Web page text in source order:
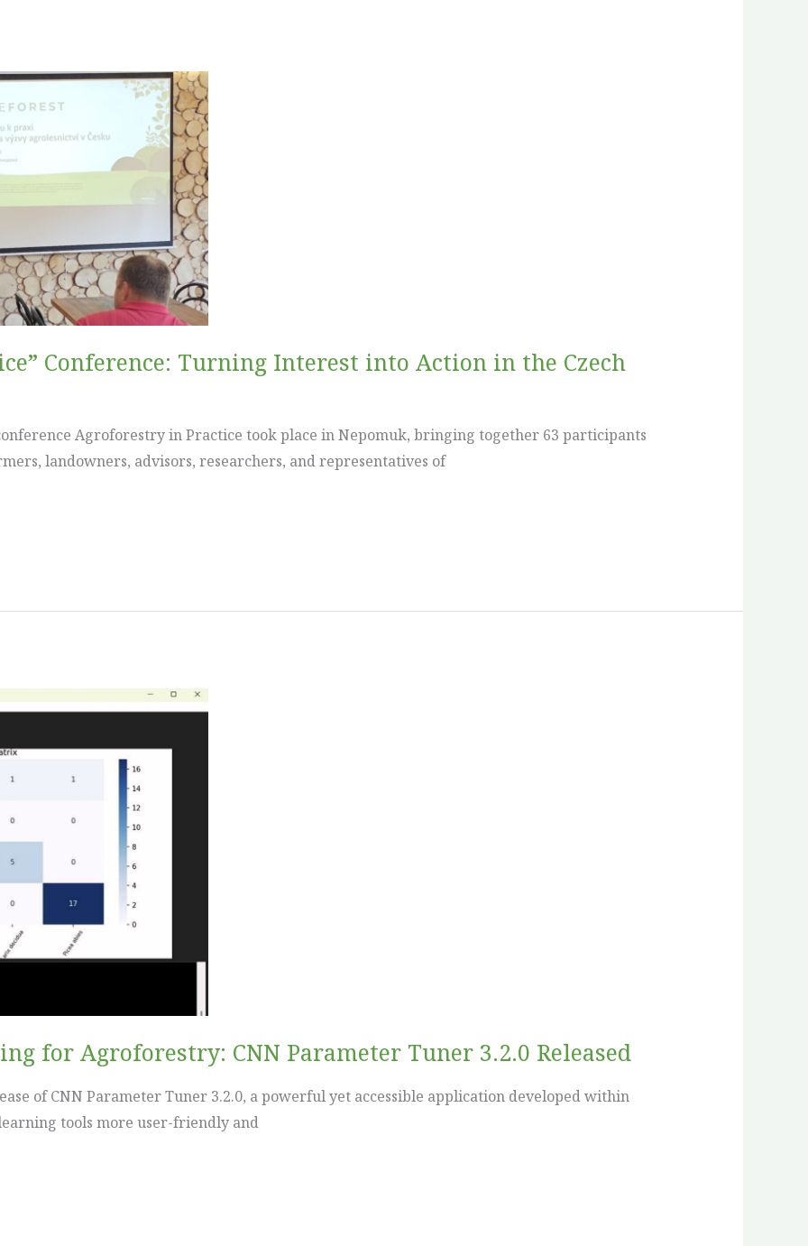
Conference: Turning Interest into Action in the Czech
Agroforestry in Practice took place in Nepomuk, bringing together 63 participants
landowners, advisors, researchers, and representatives of
for Agroforestry: CNN Parameter Tuner 3.2.0 Released
of CNN Parameter Tuner 3.2.0, a powerful yet accessible application developed within
tools more user-friendly and